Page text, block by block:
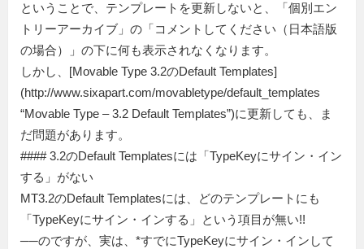
ということで、テンプレートを更新しないと、「個別エン
トリーアーカイブ」の「コメントしてください（日本語版
の場合）」の下に何も表示されなくなります。
しかし、[Movable Type 3.2のDefault Templates]
(http://www.sixapart.com/movabletype/default_templates
“Movable Type – 3.2 Default Templates”)に更新しても、ま
だ問題があります。
#### 3.2のDefault Templatesには「TypeKeyにサイン・イン
する」がない
MT3.2のDefault Templatesには、どのテンプレートにも
「TypeKeyにサイン・インする」という項目が無い!!
──のですが、実は、*すでにTypeKeyにサイン・インして